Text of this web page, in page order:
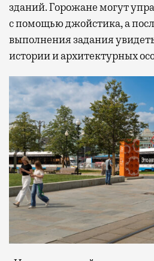
зданий. Горожане могут
с помощью джойстика, а
выполнения задания
истории и архитектурных